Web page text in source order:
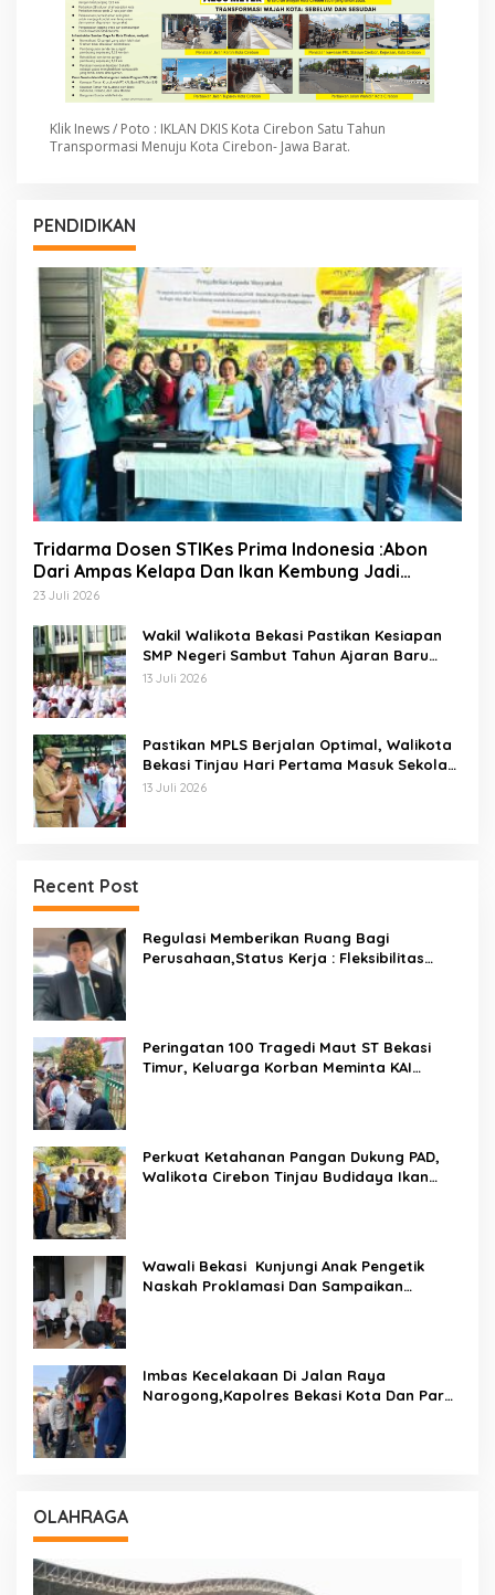
Klik Inews / Poto : IKLAN DKIS Kota Cirebon Satu Tahun
Transpormasi Menuju Kota Cirebon- Jawa Barat.
PENDIDIKAN
Tridarma Dosen STIKes Prima Indonesia :Abon
Dari Ampas Kelapa Dan Ikan Kembung Jadi
Inovasi PMT Balita Di Desa Mangunjaya Bekasi
23 Juli 2026
Wakil Walikota Bekasi Pastikan Kesiapan
SMP Negeri Sambut Tahun Ajaran Baru
2026
13 Juli 2026
Pastikan MPLS Berjalan Optimal, Walikota
Bekasi Tinjau Hari Pertama Masuk Sekolah
Di SMPN 12 Kota Bekasi
13 Juli 2026
Recent Post
Regulasi Memberikan Ruang Bagi
Perusahaan,Status Kerja : Fleksibilitas
Peringatan 100 Tragedi Maut ST Bekasi
Timur, Keluarga Korban Meminta KAI
Perkuat Ketahanan Pangan Dukung PAD,
Walikota Cirebon Tinjau Budidaya Ikan
Wawali Bekasi Kunjungi Anak Pengetik
Naskah Proklamasi Dan Sampaikan
Imbas Kecelakaan Di Jalan Raya
Narogong,Kapolres Bekasi Kota Dan Para
OLAHRAGA